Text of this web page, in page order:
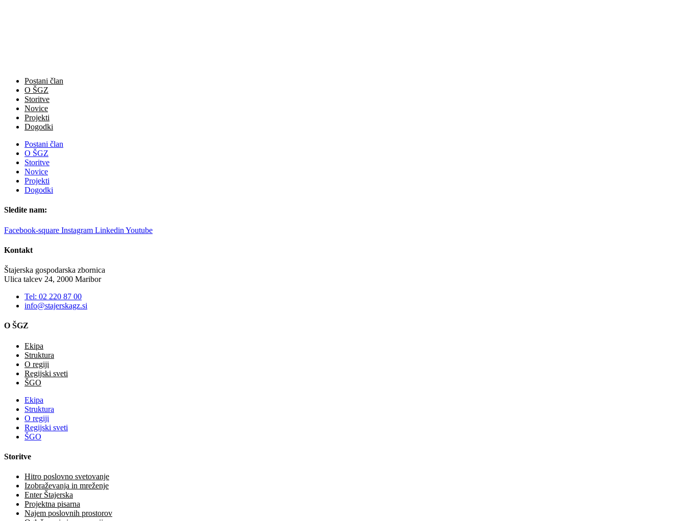
Postani član
O ŠGZ
Storitve
Novice
Projekti
Dogodki
Postani član
O ŠGZ
Storitve
Novice
Projekti
Dogodki
Sledite nam:
Facebook-square Instagram Linkedin Youtube
Kontakt
Štajerska gospodarska zbornica
Ulica talcev 24, 2000 Maribor
Tel: 02 220 87 00
info@stajerskagz.si
O ŠGZ
Ekipa
Struktura
O regiji
Regijski sveti
ŠGO
Ekipa
Struktura
O regiji
Regijski sveti
ŠGO
Storitve
Hitro poslovno svetovanje
Izobraževanja in mreženje
Enter Štajerska
Projektna pisarna
Najem poslovnih prostorov